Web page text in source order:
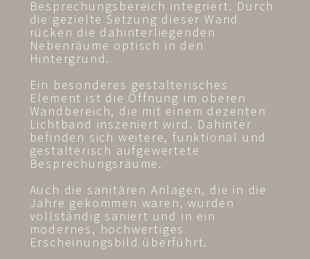
Besprechungsbereich integriert. Durch
die gezielte Setzung dieser Wand
rücken die dahinterliegenden
Nebenräume optisch in den
Hintergrund.
Ein besonderes gestalterisches
Element ist die Öffnung im oberen
Wandbereich, die mit einem dezenten
Lichtband inszeniert wird. Dahinter
befinden sich weitere, funktional und
gestalterisch aufgewertete
Besprechungsräume.
Auch die sanitären Anlagen, die in die
Jahre gekommen waren, wurden
vollständig saniert und in ein
modernes, hochwertiges
Erscheinungsbild überführt.